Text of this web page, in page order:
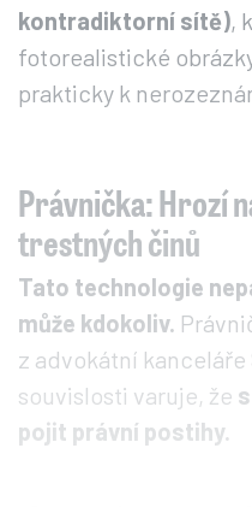
kontradiktorní sítě),
fotorealistické
prakticky k
Právnička: Hrozí
trestných činů
Tato technologie
může kdokoliv.
z advokátní
souvislosti varuje, že
pojit právní postihy.